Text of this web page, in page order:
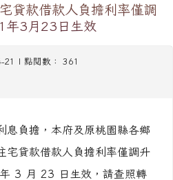
，本府及原桃園縣各鄉鎮
貸款借款人負擔利率僅調
| 點閱數： 361